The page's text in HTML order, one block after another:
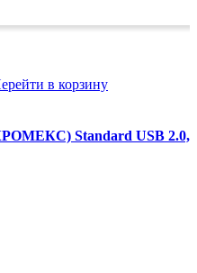
в корзину
Standard USB 2.0,